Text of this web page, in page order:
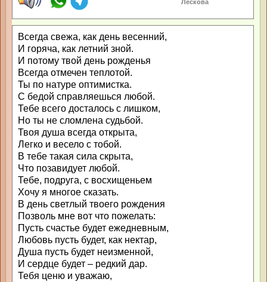
Лескова
Всегда свежа, как день весенний,
И горяча, как летний зной.
И потому твой день рожденья
Всегда отмечен теплотой.
Ты по натуре оптимистка.
С бедой справляешься любой.
Тебе всего досталось с лишком,
Но ты не сломлена судьбой.
Твоя душа всегда открыта,
Легко и весело с тобой.
В тебе такая сила скрыта,
Что позавидует любой.
Тебе, подруга, с восхищеньем
Хочу я многое сказать.
В день светлый твоего рождения
Позволь мне вот что пожелать:
Пусть счастье будет ежедневным,
Любовь пусть будет, как нектар,
Душа пусть будет неизменной,
И сердце будет – редкий дар.
Тебя ценю и уважаю,